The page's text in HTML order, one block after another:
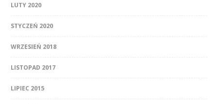
LUTY 2020
STYCZEŃ 2020
WRZESIEŃ 2018
LISTOPAD 2017
LIPIEC 2015